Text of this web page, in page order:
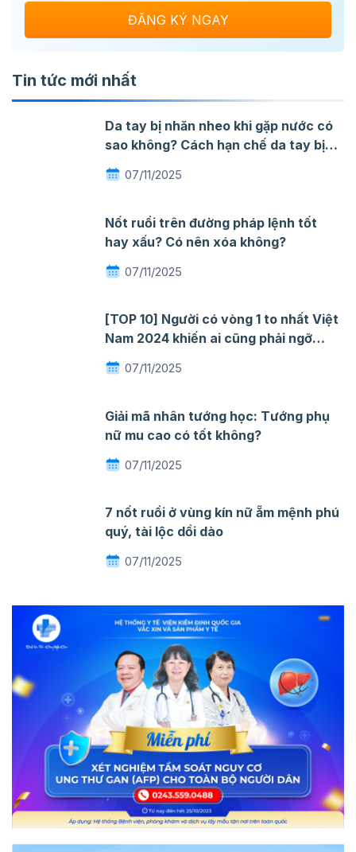
Tin tức mới nhất
Da tay bị nhăn nheo khi gặp nước có
sao không? Cách hạn chế da tay bị
nhăn khi gặp nước
07/11/2025
Nốt ruồi trên đường pháp lệnh tốt
hay xấu? Có nên xóa không?
07/11/2025
[TOP 10] Người có vòng 1 to nhất Việt
Nam 2024 khiến ai cũng phải ngỡ
ngàng mê đắm
07/11/2025
Giải mã nhân tướng học: Tướng phụ
nữ mu cao có tốt không?
07/11/2025
7 nốt ruồi ở vùng kín nữ ẵm mệnh phú
quý, tài lộc dồi dào
07/11/2025